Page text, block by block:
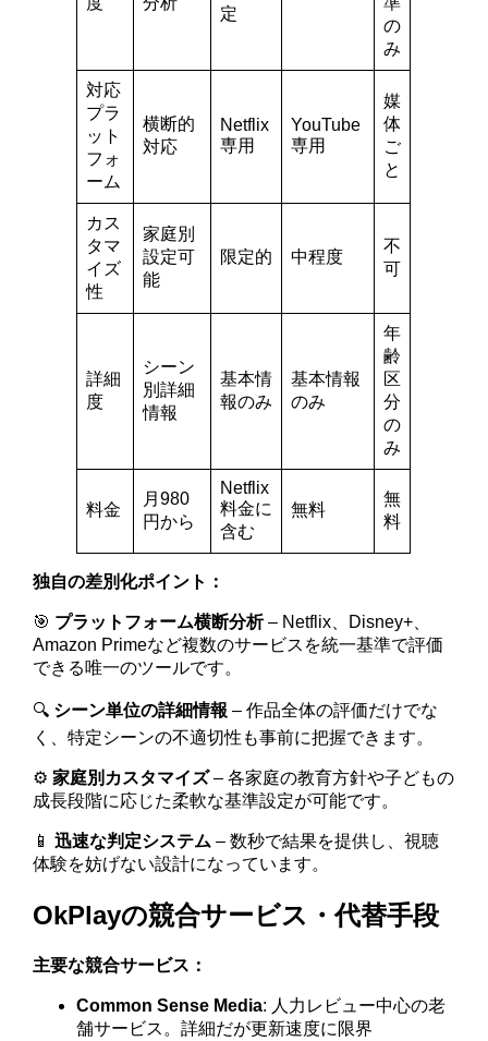
定
の
み
対応
プラ
ット
フォ
ーム
横断的
対応
Netflix
専用
YouTube
専用
媒
体
ご
と
カス
タマ
イズ
性
家庭別
設定可
能
限定的 中程度
不
可
詳細
度
シーン
別詳細
情報
基本情
報のみ
基本情報
のみ
年
齢
区
分
の
み
料金
月980
円から
Netflix
料金に
含む
無料
無
料
独自の差別化ポイント：
🎯 プラットフォーム横断分析– Netflix、Disney+、
Amazon Primeなど複数のサービスを統一基準で評価
できる唯一のツールです。
🔍 シーン単位の詳細情報 – 作品全体の評価だけでな
く、特定シーンの不適切性も事前に把握できます。
⚙️家庭別カスタマイズ– 各家庭の教育方針や子どもの
成長段階に応じた柔軟な基準設定が可能です。
📱迅速な判定システム – 数秒で結果を提供し、視聴
体験を妨げない設計になっています。
OkPlayの競合サービス・代替手段
主要な競合サービス：
Common Sense Media: 人力レビュー中心の老
舗サービス。詳細だが更新速度に限界